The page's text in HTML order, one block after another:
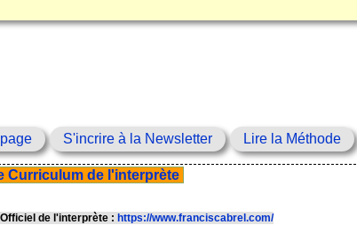
S'incrire à la Newsletter Lire la Méthode
Curriculum de l'interprète
de l'interprète : https://www.franciscabrel.com/